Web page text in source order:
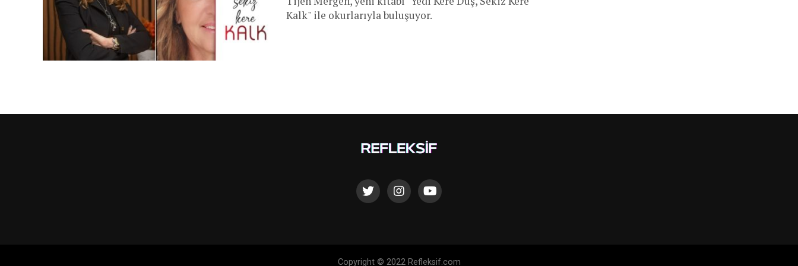
Kalk" ile okurlarıyla buluşuyor.
Copyright © 2022 Refleksif.com